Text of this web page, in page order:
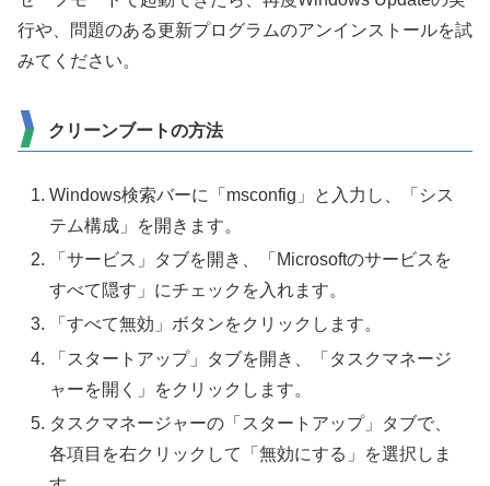
行や、問題のある更新プログラムのアンインストールを試
みてください。
クリーンブートの方法
Windows検索バーに「msconfig」と入力し、「シス
テム構成」を開きます。
「サービス」タブを開き、「Microsoftのサービスを
すべて隠す」にチェックを入れます。
「すべて無効」ボタンをクリックします。
「スタートアップ」タブを開き、「タスクマネージ
ャーを開く」をクリックします。
タスクマネージャーの「スタートアップ」タブで、
各項目を右クリックして「無効にする」を選択しま